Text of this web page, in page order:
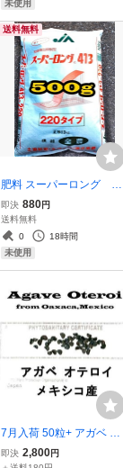
未使用
送料無料
肥料 スーパーロング 41
3-220 500g 多肉植物 ドラ
イガーデン
即決 880円
送料無料
0
18時間
未使用
7月入荷 50粒+ アガベ オ
テロイ チタノタ FO-76 種
即決 2,800円